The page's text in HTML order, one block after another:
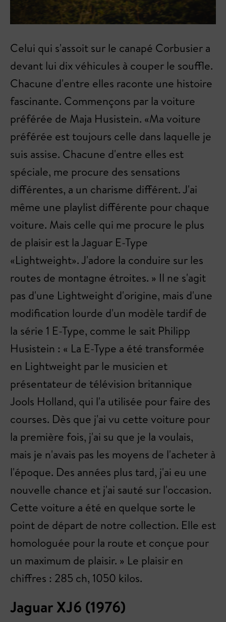
Celui qui s'assoit sur le canapé Corbusier a
devant lui dix véhicules à couper le souffle.
Chacune d'entre elles raconte une histoire
fascinante. Commençons par la voiture
préférée de Maja Husistein. «Ma voiture
préférée est toujours celle dans laquelle je
suis assise. Chacune d'entre elles est
spéciale, me procure des sensations
différentes, a un charisme différent. J'ai
même une playlist différente pour chaque
voiture. Mais celle qui me procure le plus
de plaisir est la Jaguar E-Type
«Lightweight». J'adore la conduire sur les
routes de montagne étroites. » Il ne s'agit
pas d'une Lightweight d'origine, mais d'une
modification lourde d'un modèle tardif de
la série 1 E-Type, comme le sait Philipp
Husistein : « La E-Type a été transformée
en Lightweight par le musicien et
présentateur de télévision britannique
Jools Holland, qui l'a utilisée pour faire des
courses. Dès que j'ai vu cette voiture pour
la première fois, j'ai su que je la voulais,
mais je n'avais pas les moyens de l'acheter à
l'époque. Des années plus tard, j'ai eu une
nouvelle chance et j'ai sauté sur l'occasion.
Cette voiture a été en quelque sorte le
point de départ de notre collection. Elle est
homologuée pour la route et conçue pour
un maximum de plaisir. » Le plaisir en
chiffres : 285 ch, 1050 kilos.
Jaguar XJ6 (1976)